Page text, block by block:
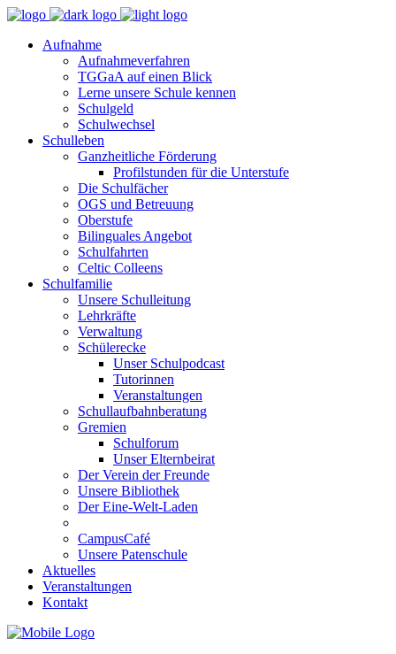
Aufnahme
Aufnahmeverfahren
TGGaA auf einen Blick
Lerne unsere Schule kennen
Schulgeld
Schulwechsel
Schulleben
Ganzheitliche Förderung
Profilstunden für die Unterstufe
Die Schulfächer
OGS und Betreuung
Oberstufe
Bilinguales Angebot
Schulfahrten
Celtic Colleens
Schulfamilie
Unsere Schulleitung
Lehrkräfte
Verwaltung
Schülerecke
Unser Schulpodcast
Tutorinnen
Veranstaltungen
Schullaufbahnberatung
Gremien
Schulforum
Unser Elternbeirat
Der Verein der Freunde
Unsere Bibliothek
Der Eine-Welt-Laden
CampusCafé
Unsere Patenschule
Aktuelles
Veranstaltungen
Kontakt